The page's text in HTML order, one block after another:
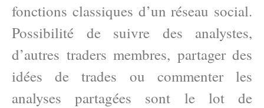
fonctions classiques d’un réseau social.
Possibilité de suivre des analystes,
d’autres traders membres, partager des
idées de trades ou commenter les
analyses partagées sont le lot de